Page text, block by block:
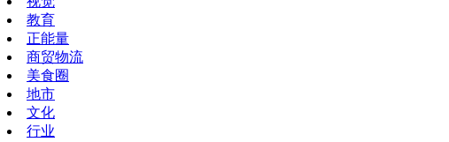
教育
正能量
商贸物流
美食圈
地市
文化
行业